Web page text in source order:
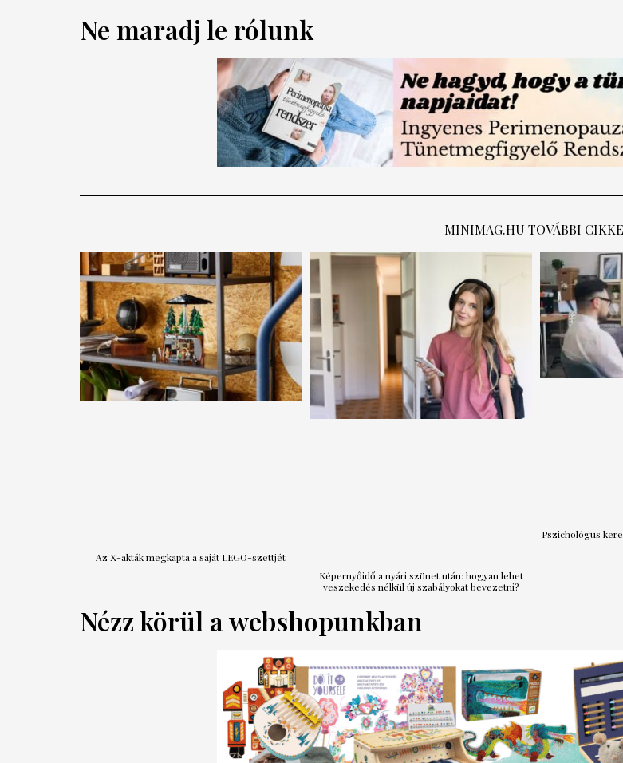
Ne maradj le rólunk
MINIMAG.HU TOVÁBBI
Az X-akták megkapta a saját LEGO-szettjét
Képernyőidő a nyári szünet után: hogyan lehet
veszekedés nélkül új szabályokat bevezetni?
Pszichológus
Nézz körül a webshopunkban